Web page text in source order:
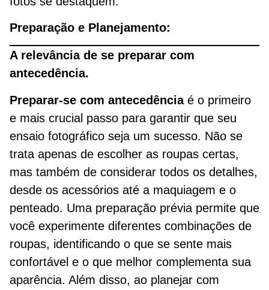
Preparação e Planejamento:
A relevância de se preparar com
antecedência.
Preparar-se com antecedênciaé o primeiro
e mais crucial passo para garantir que seu
ensaio fotográfico seja um sucesso. Não se
trata apenas de escolher as roupas certas,
mas também de considerar todos os detalhes,
desde os acessórios até a maquiagem e o
penteado. Uma preparação prévia permite que
você experimente diferentes combinações de
roupas, identificando o que se sente mais
confortável e o que melhor complementa sua
aparência. Além disso, ao planejar com